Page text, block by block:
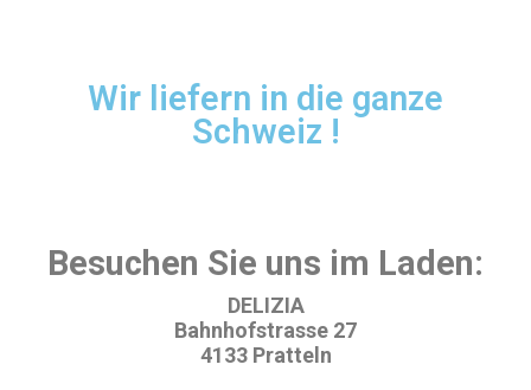
Wir liefern in die ganze
Schweiz !
Besuchen Sie uns im Laden:
DELIZIA
Bahnhofstrasse 27
4133 Pratteln